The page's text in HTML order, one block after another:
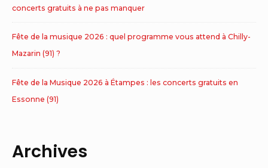
concerts gratuits à ne pas manquer
Fête de la musique 2026 : quel programme vous attend à Chilly-
Mazarin (91) ?
Fête de la Musique 2026 à Étampes : les concerts gratuits en
Essonne (91)
Archives